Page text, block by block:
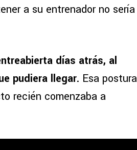
a su entrenador no sería
días atrás, al
pudiera llegar. Esa postura
recién comenzaba a